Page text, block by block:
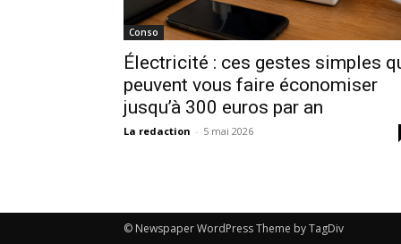
Conso
Électricité : ces gestes simples
peuvent vous faire économiser
jusqu’à 300 euros par an
La redaction - 5 mai 2026
© Newspaper WordPress Theme by TagDiv